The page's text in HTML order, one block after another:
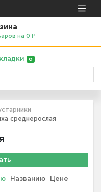
на 0 ₽
0
среднерослая
Названию
Цене